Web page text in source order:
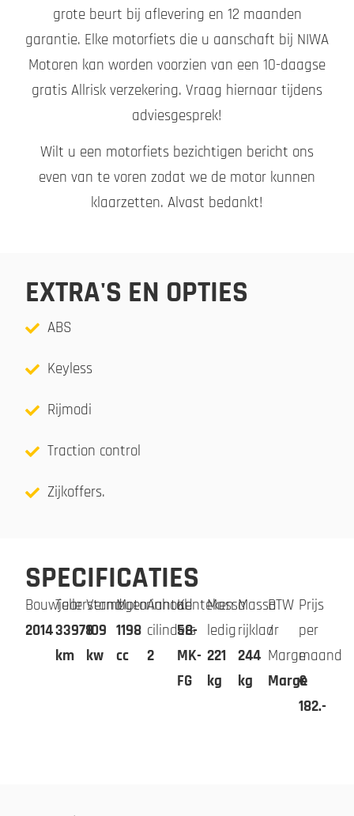
grote beurt bij aflevering en 12 maanden
garantie. Elke motorfiets die u aanschaft bij NIWA
Motoren kan worden voorzien van een 10-daagse
gratis Allrisk verzekering. Vraag hiernaar tijdens
adviesgesprek!
Wilt u een motorfiets bezichtigen bericht ons
even van te voren zodat we de motor kunnen
klaarzetten. Alvast bedankt!
EXTRA'S EN OPTIES
ABS
Keyless
Rijmodi
Traction control
Zijkoffers.
SPECIFICATIES
Bouwjaar
2014
Tellerstand
33978
km
Vermogen
109
kw
Motorinhoud
1198
cc
Aantal
cilinders
2
Kenteken
58-
MK-
FG
Massa
ledig
221
kg
Massa
rijklaar
244
kg
BTW
/
Marge
Marge
Prijs
per
maand
€
182.-